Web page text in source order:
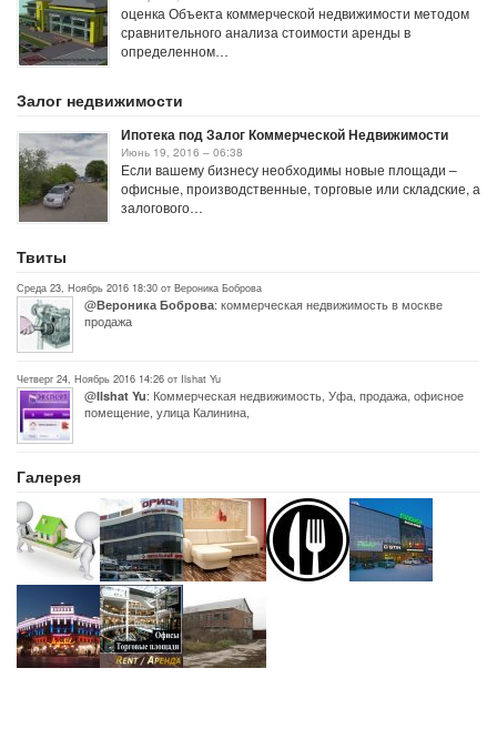
оценка Объекта коммерческой недвижимости методом
сравнительного анализа стоимости аренды в
определенном…
Залог недвижимости
Ипотека под Залог Коммерческой Недвижимости
Июнь 19, 2016 – 06:38
Если вашему бизнесу необходимы новые площади –
офисные, производственные, торговые или складские, а
залогового…
Твиты
Среда 23, Ноябрь 2016 18:30 от Вероника Боброва
@Вероника Боброва: коммерческая недвижимость в москве
продажа
Четверг 24, Ноябрь 2016 14:26 от Ilshat Yu
@Ilshat Yu: Коммерческая недвижимость, Уфа, продажа, офисное
помещение, улица Калинина,
Галерея